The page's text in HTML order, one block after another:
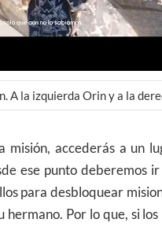
A la izquierda Orin y a la
accederás a un
ese punto deberemos
para desbloquear
hermano. Por lo que, si